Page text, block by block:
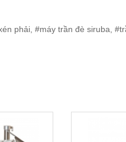
phải, #máy trần đè siruba,